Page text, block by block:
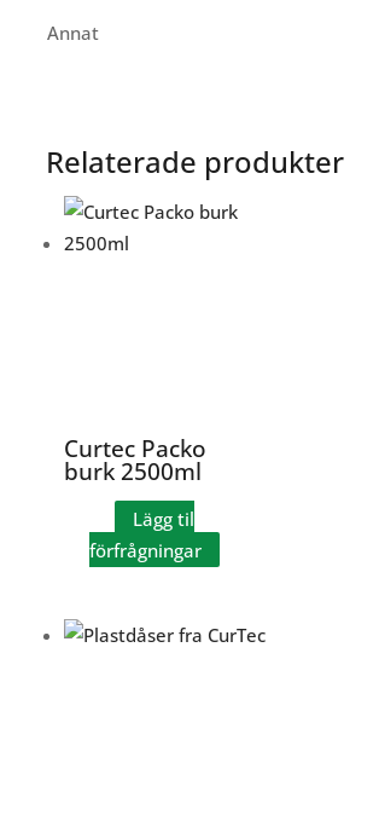
Annat
Relaterade produkter
Curtec Packo
burk 2500ml
Lägg til
förfrågningar